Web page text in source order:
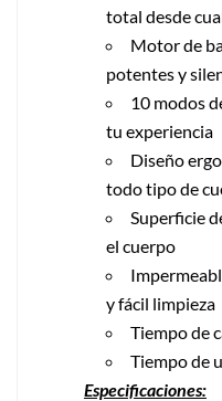
total desde
Motor de
potentes y
10 modos
tu experiencia
Diseño
todo tipo de
Superficie
el cuerpo
y fácil limpieza
Tiempo de
Tiempo de
Especificaciones: